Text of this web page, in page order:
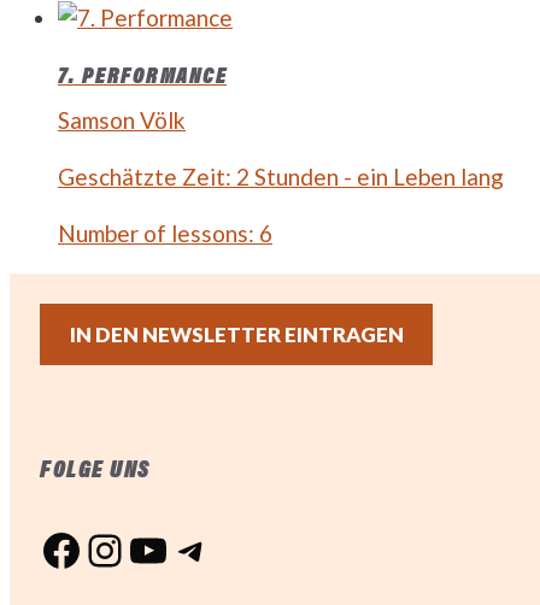
7. PERFORMANCE
Samson Völk
Geschätzte Zeit: 2 Stunden - ein Leben lang
Number of lessons: 6
IN DEN NEWSLETTER EINTRAGEN
FOLGE UNS
Facebook
Instagram
YouTube
Telegram